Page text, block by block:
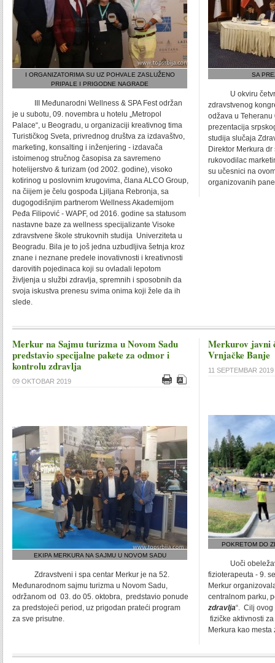
I ORGANIZATORIMA SU UZ POHVALE ZASLUŽENO
PRIPALE I PRIGODNE NAGRADE
III Međunarodni Wellness & SPA Fest održan
je u subotu, 09. novembra u hotelu „Metropol
Palace“, u Beogradu, u organizaciji kreativnog tima
Turističkog Sveta, privrednog društva za izdavaštvo,
marketing, konsalting i inženjering - izdavača
istoimenog stručnog časopisa za savremeno
hotelijerstvo & turizam (od 2002. godine), visoko
kotirinog u poslovnim krugovima, člana ALCO Group,
na čiijem je čelu gospođa Ljiljana Rebronja, sa
dugogodišnjim partnerom Wellness Akademijom
Peđa Filipović - WAPF, od 2016. godine sa statusom
nastavne baze za wellness specijalizante Visoke
zdravstvene škole strukovnih studija Univerziteta u
Beogradu. Bila je to još jedna uzbudljiva šetnja kroz
znane i neznane predele inovativnosti i kreativnosti
darovitih pojedinaca koji su ovladali lepotom
življenja u službi zdravlja, spremnih i sposobnih da
svoja iskustva prenesu svima onima koji žele da ih
slede.
SA
U okviru
zdravstvenog
odžava u
prezentacija
studija slučaja
Direktor Merkura
rukovodilac
su učesnici na
organizovanih
Merkur na Sajmu turizma u Novom Sadu
predstavio specijalne pakete za odmor i
kontrolu zdravlja
09 OKTOBAR 2019
EKIPA MERKURA NA SAJMU U NOVOM SADU
Zdravstveni i spa centar Merkur je na 52.
Međunarodnom sajmu turizma u Novom Sadu,
održanom od 03. do 05. oktobra, predstavio ponude
za predstojeći period, uz prigodan prateći program
za sve prisutne.
Merkurov javni
Vrnjačke Banje
11 SEPTEMBAR 2019
POKRETOM DO
Uoči
fizioterapeuta - 9.
Merkur
centralnom parku,
zdravlja“. Cilj
fizičke aktivnosti
Merkura kao